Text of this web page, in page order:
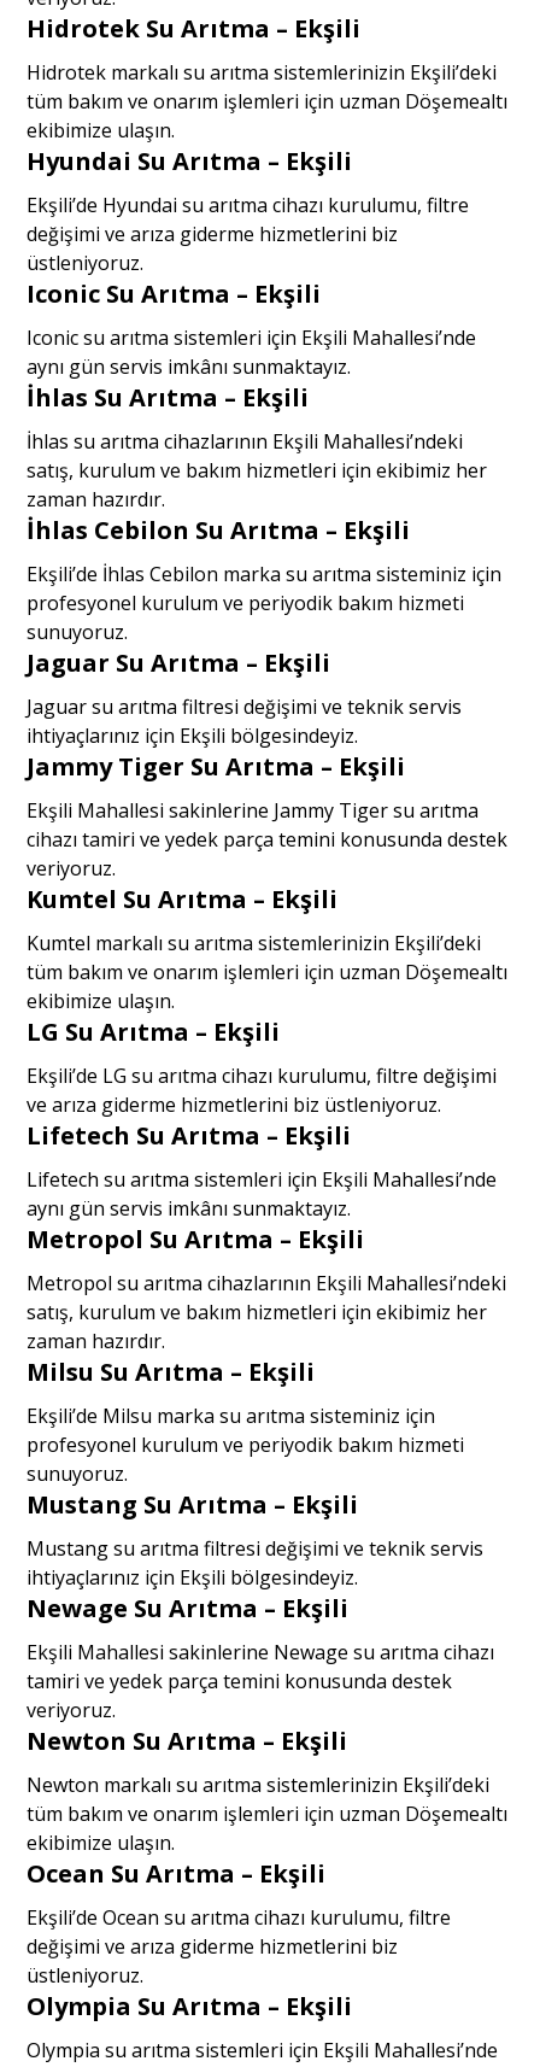
Hidrotek Su Arıtma – Ekşili
Hidrotek markalı su arıtma sistemlerinizin Ekşili’deki
tüm bakım ve onarım işlemleri için uzman Döşemealtı
ekibimize ulaşın.
Hyundai Su Arıtma – Ekşili
Ekşili’de Hyundai su arıtma cihazı kurulumu, filtre
değişimi ve arıza giderme hizmetlerini biz
üstleniyoruz.
Iconic Su Arıtma – Ekşili
Iconic su arıtma sistemleri için Ekşili Mahallesi’nde
aynı gün servis imkânı sunmaktayız.
İhlas Su Arıtma – Ekşili
İhlas su arıtma cihazlarının Ekşili Mahallesi’ndeki
satış, kurulum ve bakım hizmetleri için ekibimiz her
zaman hazırdır.
İhlas Cebilon Su Arıtma – Ekşili
Ekşili’de İhlas Cebilon marka su arıtma sisteminiz için
profesyonel kurulum ve periyodik bakım hizmeti
sunuyoruz.
Jaguar Su Arıtma – Ekşili
Jaguar su arıtma filtresi değişimi ve teknik servis
ihtiyaçlarınız için Ekşili bölgesindeyiz.
Jammy Tiger Su Arıtma – Ekşili
Ekşili Mahallesi sakinlerine Jammy Tiger su arıtma
cihazı tamiri ve yedek parça temini konusunda destek
veriyoruz.
Kumtel Su Arıtma – Ekşili
Kumtel markalı su arıtma sistemlerinizin Ekşili’deki
tüm bakım ve onarım işlemleri için uzman Döşemealtı
ekibimize ulaşın.
LG Su Arıtma – Ekşili
Ekşili’de LG su arıtma cihazı kurulumu, filtre değişimi
ve arıza giderme hizmetlerini biz üstleniyoruz.
Lifetech Su Arıtma – Ekşili
Lifetech su arıtma sistemleri için Ekşili Mahallesi’nde
aynı gün servis imkânı sunmaktayız.
Metropol Su Arıtma – Ekşili
Metropol su arıtma cihazlarının Ekşili Mahallesi’ndeki
satış, kurulum ve bakım hizmetleri için ekibimiz her
zaman hazırdır.
Milsu Su Arıtma – Ekşili
Ekşili’de Milsu marka su arıtma sisteminiz için
profesyonel kurulum ve periyodik bakım hizmeti
sunuyoruz.
Mustang Su Arıtma – Ekşili
Mustang su arıtma filtresi değişimi ve teknik servis
ihtiyaçlarınız için Ekşili bölgesindeyiz.
Newage Su Arıtma – Ekşili
Ekşili Mahallesi sakinlerine Newage su arıtma cihazı
tamiri ve yedek parça temini konusunda destek
veriyoruz.
Newton Su Arıtma – Ekşili
Newton markalı su arıtma sistemlerinizin Ekşili’deki
tüm bakım ve onarım işlemleri için uzman Döşemealtı
ekibimize ulaşın.
Ocean Su Arıtma – Ekşili
Ekşili’de Ocean su arıtma cihazı kurulumu, filtre
değişimi ve arıza giderme hizmetlerini biz
üstleniyoruz.
Olympia Su Arıtma – Ekşili
Olympia su arıtma sistemleri için Ekşili Mahallesi’nde